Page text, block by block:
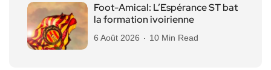
Foot-Amical: L’Espérance ST bat
la formation ivoirienne
6 Août 2026 10 Min Read